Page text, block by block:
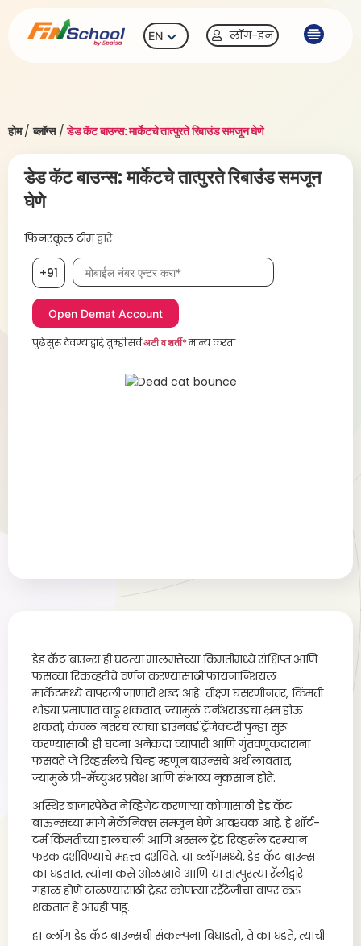
EN लॉग-इन
होम/ब्लॉग्स/डेड कॅट बाउन्स: मार्केटचे तात्पुरते रिबाउंड समजून घेणे
डेड कॅट बाउन्स: मार्केटचे तात्पुरते रिबाउंड समजून
घेणे
फिनस्कूल टीमद्वारे
+91 मोबाईल नंबर, आवश्यक
पुढे सुरू ठेवण्याद्वारे, तुम्ही सर्वअटी व शर्ती*मान्य करता
डेड कॅट बाउन्स ही घटत्या मालमत्तेच्या किंमतीमध्ये संक्षिप्त आणि
फसव्या रिकव्हरीचे वर्णन करण्यासाठी फायनान्शियल
मार्केटमध्ये वापरली जाणारी शब्द आहे. तीक्ष्ण घसरणीनंतर, किंमती
थोड्या प्रमाणात वाढू शकतात, ज्यामुळे टर्नअराउंडचा भ्रम होऊ
शकतो, केवळ नंतरच त्यांचा डाउनवर्ड ट्रॅजेक्टरी पुन्हा सुरू
करण्यासाठी. ही घटना अनेकदा व्यापारी आणि गुंतवणूकदारांना
फसवते जे रिव्हर्सलचे चिन्ह म्हणून बाउन्सचे अर्थ लावतात,
ज्यामुळे प्री-मॅच्युअर प्रवेश आणि संभाव्य नुकसान होते.
अस्थिर बाजारपेठेत नेव्हिगेट करणाऱ्या कोणासाठी डेड कॅट
बाऊन्सच्या मागे मेकॅनिक्स समजून घेणे आवश्यक आहे. हे शॉर्ट-
टर्म किंमतीच्या हालचाली आणि अस्सल ट्रेंड रिव्हर्सल दरम्यान
फरक दर्शविण्याचे महत्त्व दर्शविते. या ब्लॉगमध्ये, डेड कॅट बाउन्स
का घडतात, त्यांना कसे ओळखावे आणि या तात्पुरत्या रॅलीद्वारे
गहाळ होणे टाळण्यासाठी ट्रेडर कोणत्या स्ट्रॅटेजीचा वापर करू
शकतात हे आम्ही पाहू.
हा ब्लॉग डेड कॅट बाउन्सची संकल्पना बिघाडतो, ते का घडते, त्याची